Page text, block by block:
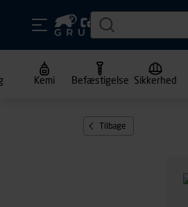
Kemi Befæstigelse Sikkerhed
Tilbage